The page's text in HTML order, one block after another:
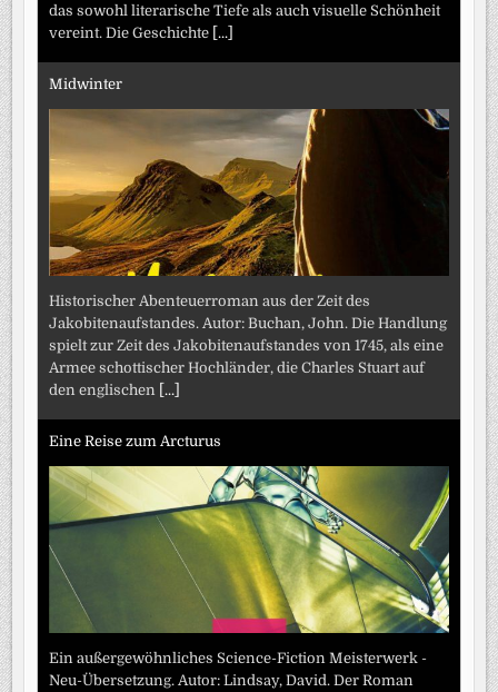
das sowohl literarische Tiefe als auch visuelle Schönheit
vereint. Die Geschichte [...]
Midwinter
Historischer Abenteuerroman aus der Zeit des
Jakobitenaufstandes. Autor: Buchan, John. Die Handlung
spielt zur Zeit des Jakobitenaufstandes von 1745, als eine
Armee schottischer Hochländer, die Charles Stuart auf
den englischen [...]
Eine Reise zum Arcturus
Ein außergewöhnliches Science-Fiction Meisterwerk -
Neu-Übersetzung. Autor: Lindsay, David. Der Roman